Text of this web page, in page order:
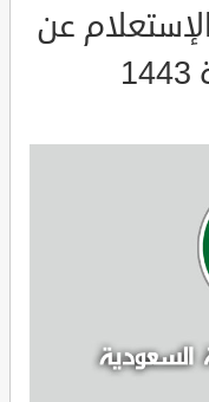
عن